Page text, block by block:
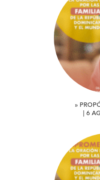
»
| 6